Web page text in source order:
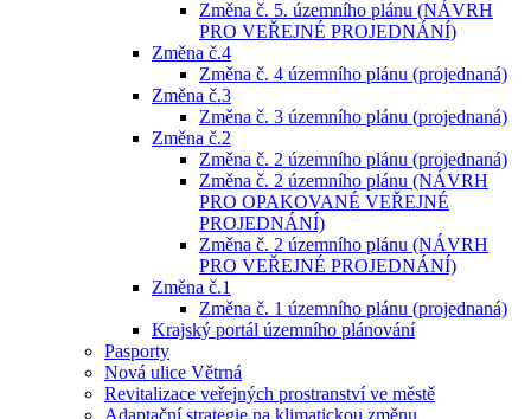
Změna č. 5. územního plánu (NÁVRH
PRO VEŘEJNÉ PROJEDNÁNÍ)
Změna č.4
Změna č. 4 územního plánu (projednaná)
Změna č.3
Změna č. 3 územního plánu (projednaná)
Změna č.2
Změna č. 2 územního plánu (projednaná)
Změna č. 2 územního plánu (NÁVRH
PRO OPAKOVANÉ VEŘEJNÉ
PROJEDNÁNÍ)
Změna č. 2 územního plánu (NÁVRH
PRO VEŘEJNÉ PROJEDNÁNÍ)
Změna č.1
Změna č. 1 územního plánu (projednaná)
Krajský portál územního plánování
Pasporty
Nová ulice Větrná
Revitalizace veřejných prostranství ve městě
Adaptační strategie na klimatickou změnu